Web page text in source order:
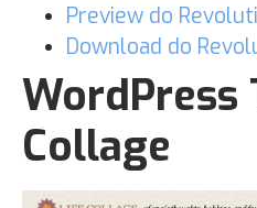
Preview do
Download do
WordPress
Collage